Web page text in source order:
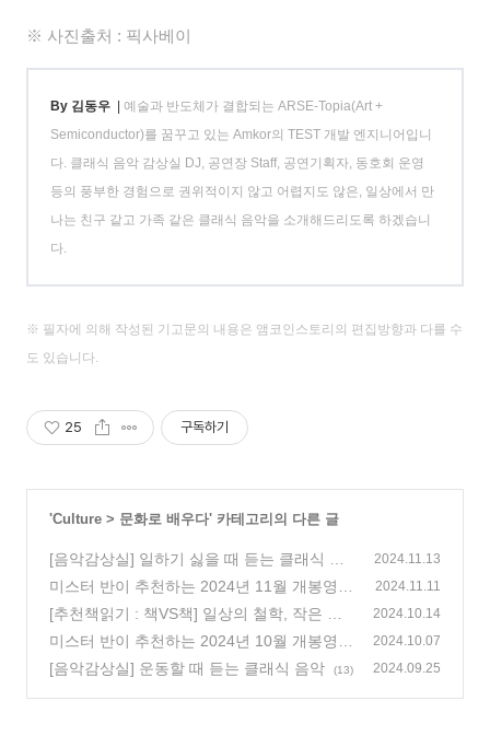
※ 사진출처 : 픽사베이
By 김동우 | 예술과 반도체가 결합되는 ARSE-Topia(Art +
Semiconductor)를 꿈꾸고 있는 Amkor의 TEST 개발 엔지니어입니
다. 클래식 음악 감상실 DJ, 공연장 Staff, 공연기획자, 동호회 운영
등의 풍부한 경험으로 권위적이지 않고 어렵지도 않은, 일상에서 만
나는 친구 같고 가족 같은 클래식 음악을 소개해드리도록 하겠습니
다.
※ 필자에 의해 작성된 기고문의 내용은 앰코인스토리의 편집방향과 다를 수
도 있습니다.
25 구독하기
'Culture > 문화로 배우다' 카테고리의 다른 글
[음악감상실] 일하기 싫을 때 듣는 클래식 음
악
(0)
2024.11.13
미스터 반이 추천하는 2024년 11월 개봉영화
(132)
2024.11.11
[추천책읽기 : 책VS책] 일상의 철학, 작은 일
상에 큰 철학을 녹여내는 법
(59)
2024.10.14
미스터 반이 추천하는 2024년 10월 개봉영화
(235)
2024.10.07
[음악감상실] 운동할 때 듣는 클래식 음악 (13) 2024.09.25